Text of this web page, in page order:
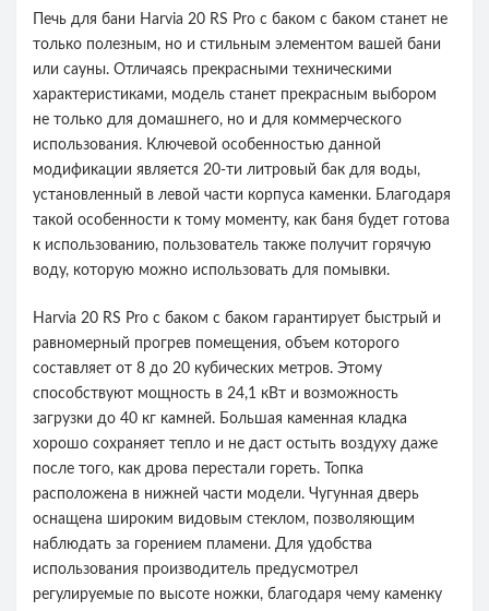
Печь для бани Harvia 20 RS Pro с баком с баком станет не
только полезным, но и стильным элементом вашей бани
или сауны. Отличаясь прекрасными техническими
характеристиками, модель станет прекрасным выбором
не только для домашнего, но и для коммерческого
использования. Ключевой особенностью данной
модификации является 20-ти литровый бак для воды,
установленный в левой части корпуса каменки. Благодаря
такой особенности к тому моменту, как баня будет готова
к использованию, пользователь также получит горячую
воду, которую можно использовать для помывки.
Harvia 20 RS Pro с баком с баком гарантирует быстрый и
равномерный прогрев помещения, объем которого
составляет от 8 до 20 кубических метров. Этому
способствуют мощность в 24,1 кВт и возможность
загрузки до 40 кг камней. Большая каменная кладка
хорошо сохраняет тепло и не даст остыть воздуху даже
после того, как дрова перестали гореть. Топка
расположена в нижней части модели. Чугунная дверь
оснащена широким видовым стеклом, позволяющим
наблюдать за горением пламени. Для удобства
использования производитель предусмотрел
регулируемые по высоте ножки, благодаря чему каменку